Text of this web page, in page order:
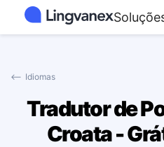
⟵ Idiomas
Tradutor de
Croata -